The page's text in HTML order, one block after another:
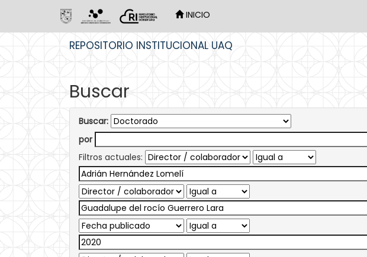
INICIO
REPOSITORIO INSTITUCIONAL UAQ
Buscar
Buscar:
por
Filtros actuales: